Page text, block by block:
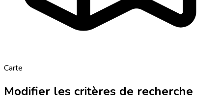
Carte
Modifier les critères de recherche